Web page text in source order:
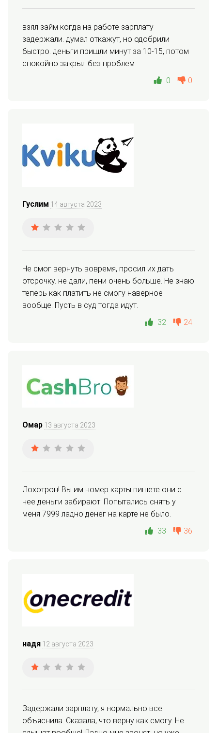
взял займ когда на работе зарплату
задержали. думал откажут, но одобрили
быстро. деньги пришли минут за 10-15, потом
спокойно закрыл без проблем
0
0
Гуслим 14 августа 2023
Не смог вернуть вовремя, просил их дать
отсрочку. не дали, пени очень больше. Не знаю
теперь как платить не смогу наверное
вообще. Пусть в суд тогда идут.
32
24
Омар 13 августа 2023
Лохотрон! Вы им номер карты пишете они с
нее деньги забирают! Попытались снять у
меня 7999 ладно денег на карте не было.
33
36
надя 12 августа 2023
Задержали зарплату, я нормально все
объяснила. Сказала, что верну как смогу. Не